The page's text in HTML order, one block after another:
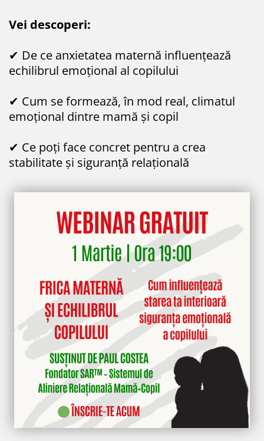
Vei descoperi:
✔ De ce anxietatea maternă influențează
echilibrul emoțional al copilului
✔ Cum se formează, în mod real, climatul
emoțional dintre mamă și copil
✔ Ce poți face concret pentru a crea
stabilitate și siguranță relațională